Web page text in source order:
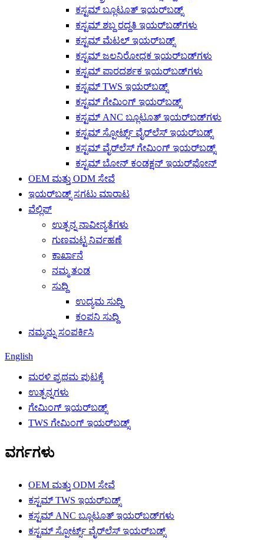
ಕಸ್ಟಮ್ ಬ್ಲೂಟೂತ್ ಇಯರ್‌ಬಡ್ಸ್
ಕಸ್ಟಮ್ ಶಬ್ದ ರದ್ದತಿ ಇಯರ್‌ಬಡ್‌ಗಳು
ಕಸ್ಟಮ್ ಮೆಟಲ್ ಇಯರ್‌ಬಡ್ಸ್
ಕಸ್ಟಮ್ ಜಲನಿರೋಧಕ ಇಯರ್‌ಬಡ್‌ಗಳು
ಕಸ್ಟಮ್ ಪಾರದರ್ಶಕ ಇಯರ್‌ಬಡ್‌ಗಳು
ಕಸ್ಟಮ್ TWS ಇಯರ್‌ಬಡ್ಸ್
ಕಸ್ಟಮ್ ಗೇಮಿಂಗ್ ಇಯರ್‌ಬಡ್ಸ್
ಕಸ್ಟಮ್ ANC ಬ್ಲೂಟೂತ್ ಇಯರ್‌ಬಡ್‌ಗಳು
ಕಸ್ಟಮ್ ಸ್ಪೋರ್ಟ್ಸ್ ವೈರ್‌ಲೆಸ್ ಇಯರ್‌ಬಡ್ಸ್
ಕಸ್ಟಮ್ ವೈರ್‌ಲೆಸ್ ಗೇಮಿಂಗ್ ಇಯರ್‌ಬಡ್ಸ್
ಕಸ್ಟಮ್ ಬೋನ್ ಕಂಡಕ್ಷನ್ ಇಯರ್‌ಫೋನ್
OEM ಮತ್ತು ODM ಸೇವೆ
ಇಯರ್‌ಬಡ್ಸ್ ಸಗಟು ಮಾರಾಟ
ವೆಲ್ಲಿಪ್
ಉತ್ಪನ್ನ ನಾವೀನ್ಯತೆಗಳು
ಗುಣಮಟ್ಟ ನಿರ್ವಹಣೆ
ಕಾರ್ಖಾನೆ
ನಮ್ಮ ತಂಡ
ಸುದ್ದಿ
ಉದ್ಯಮ ಸುದ್ದಿ
ಕಂಪನಿ ಸುದ್ದಿ
ನಮ್ಮನ್ನು ಸಂಪರ್ಕಿಸಿ
English
ಮರಳಿ ಪ್ರಥಮ ಪುಟಕ್ಕೆ
ಉತ್ಪನ್ನಗಳು
ಗೇಮಿಂಗ್ ಇಯರ್‌ಬಡ್ಸ್
TWS ಗೇಮಿಂಗ್ ಇಯರ್‌ಬಡ್ಸ್
ವರ್ಗಗಳು
OEM ಮತ್ತು ODM ಸೇವೆ
ಕಸ್ಟಮ್ TWS ಇಯರ್‌ಬಡ್ಸ್
ಕಸ್ಟಮ್ ANC ಬ್ಲೂಟೂತ್ ಇಯರ್‌ಬಡ್‌ಗಳು
ಕಸ್ಟಮ್ ಸ್ಪೋರ್ಟ್ಸ್ ವೈರ್‌ಲೆಸ್ ಇಯರ್‌ಬಡ್ಸ್